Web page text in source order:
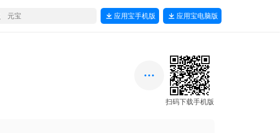
应用宝手机版 应用宝电脑版
扫码下载手机版